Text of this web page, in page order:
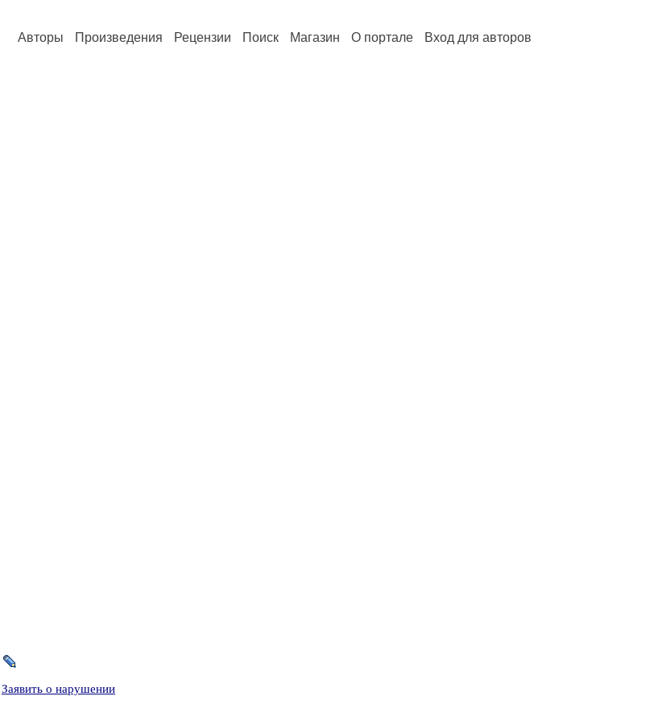
Авторы Произведения Рецензии Поиск Магазин О портале Вход для авторов
Заявить о нарушении